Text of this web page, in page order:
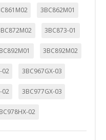
3BC862M01
3BC873-01
3BC892M02
02 3BC967GX-03
02 3BC977GX-03
02